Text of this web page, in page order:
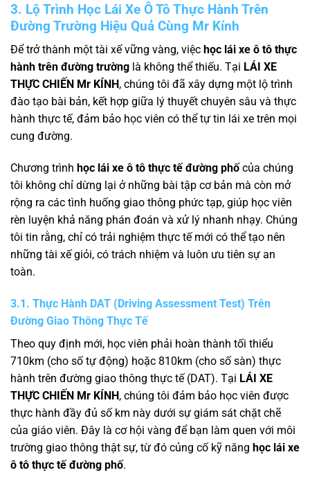
3. Lộ Trình Học Lái Xe Ô Tô Thực Hành Trên
Đường Trường Hiệu Quả Cùng Mr Kính
Để trở thành một tài xế vững vàng, việc học lái xe ô tô thực
hành trên đường trường là không thể thiếu. Tại LÁI XE
THỰC CHIẾN Mr KÍNH , chúng tôi đã xây dựng một lộ trình
đào tạo bài bản, kết hợp giữa lý thuyết chuyên sâu và thực
hành thực tế, đảm bảo học viên có thể tự tin lái xe trên mọi
cung đường.
Chương trình học lái xe ô tô thực tế đường phốcủa chúng
tôi không chỉ dừng lại ở những bài tập cơ bản mà còn mở
rộng ra các tình huống giao thông phức tạp, giúp học viên
rèn luyện khả năng phán đoán và xử lý nhanh nhạy. Chúng
tôi tin rằng, chỉ có trải nghiệm thực tế mới có thể tạo nên
những tài xế giỏi, có trách nhiệm và luôn ưu tiên sự an
toàn.
3.1. Thực Hành DAT (Driving Assessment Test) Trên
Đường Giao Thông Thực Tế
Theo quy định mới, học viên phải hoàn thành tối thiểu
710km (cho số tự động) hoặc 810km (cho số sàn) thực
hành trên đường giao thông thực tế (DAT). Tại LÁI XE
THỰC CHIẾN Mr KÍNH, chúng tôi đảm bảo học viên được
thực hành đầy đủ số km này dưới sự giám sát chặt chẽ
của giáo viên. Đây là cơ hội vàng để bạn làm quen với môi
trường giao thông thật sự, từ đó củng cố kỹ năng học lái xe
ô tô thực tế đường phố.